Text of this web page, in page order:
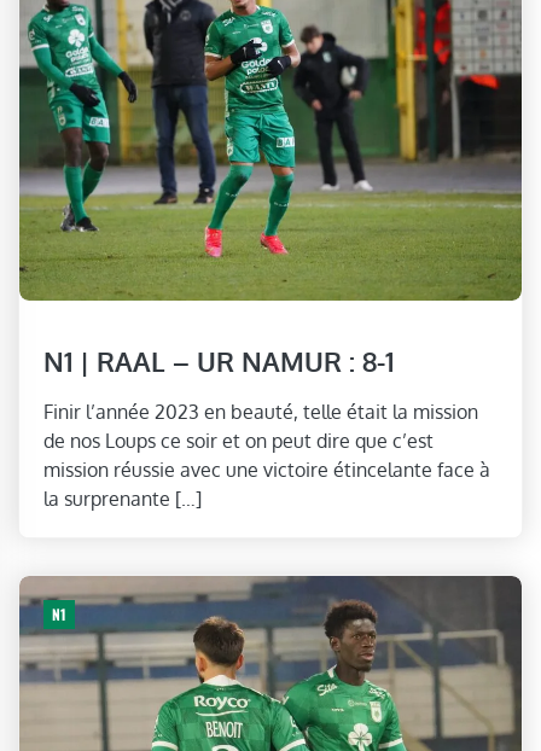
N1 | RAAL – UR NAMUR : 8-1
Finir l’année 2023 en beauté, telle était la mission
de nos Loups ce soir et on peut dire que c’est
mission réussie avec une victoire étincelante face à
la surprenante […]
N1